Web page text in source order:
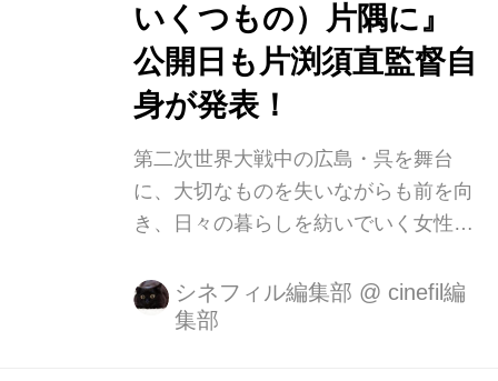
いくつもの）片隅に』
公開日も片渕須直監督自
身が発表！
第二次世界大戦中の広島・呉を舞台
に、大切なものを失いながらも前を向
き、日々の暮らしを紡いでいく女性・
の世界の片隅に』。 その〝長尺版″と
なる劇場アニメーション映画『この世
シネフィル編集部 @ cinefil編
集部